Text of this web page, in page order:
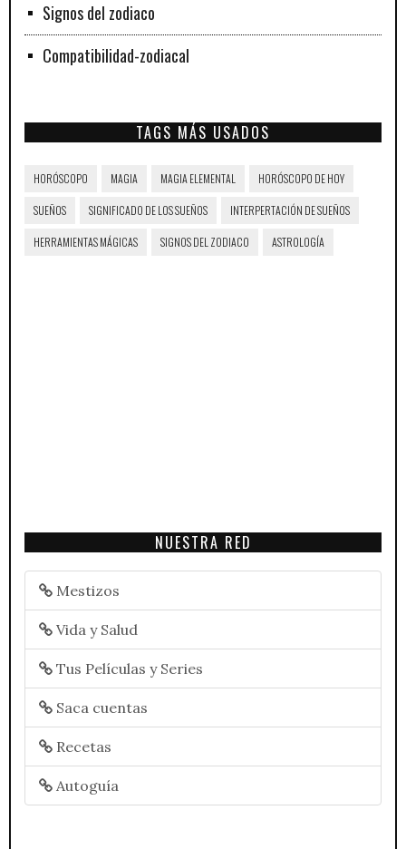
Signos del zodiaco
Compatibilidad-zodiacal
TAGS MÁS USADOS
HORÓSCOPO MAGIA MAGIA ELEMENTAL HORÓSCOPO DE HOY
SUEÑOS SIGNIFICADO DE LOS SUEÑOS INTERPERTACIÓN DE SUEÑOS
HERRAMIENTAS MÁGICAS SIGNOS DEL ZODIACO ASTROLOGÍA
NUESTRA RED
Mestizos
Vida y Salud
Tus Películas y Series
Saca cuentas
Recetas
Autoguía